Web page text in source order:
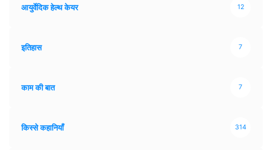
आयुर्वेदिक हेल्थ केयर 12
इतिहास 7
काम की बात 7
किस्से कहानियाँ 314